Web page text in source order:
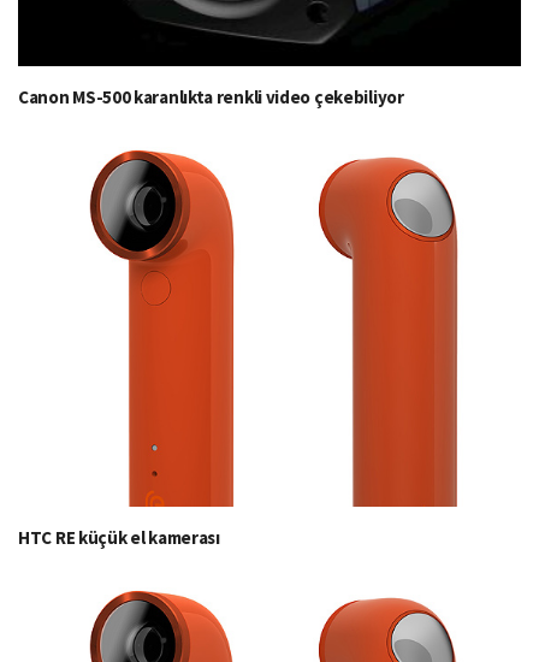
Canon MS-500 karanlıkta renkli video çekebiliyor
HTC RE küçük el kamerası